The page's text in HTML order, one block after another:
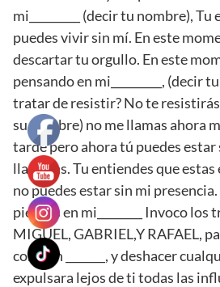
mi_________ (decir tu nombre),
puedes vivir sin mí. En este
descartar tu orgullo. En este
pensando en mi_________, (decir
tratar de resistir? No te resistirás,
su nombre) no me llamas ahora
tarde pero ahora tú puedes estar
llamaras. Tu entiendes que
no puedes estar sin mi
piensas en mi________ Invoco los
MIGUEL, GABRIEL,Y RAFAEL,
corazón _______, y deshacer
expulsara lejos de ti todas las